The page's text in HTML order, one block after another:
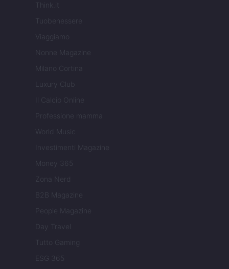
Think.it
Tuobenessere
Viaggiamo
Nonne Magazine
Milano Cortina
Luxury Club
Il Calcio Online
Professione mamma
World Music
Investimenti Magazine
Money 365
Zona Nerd
B2B Magazine
People Magazine
Day Travel
Tutto Gaming
ESG 365